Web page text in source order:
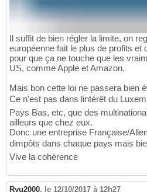
Il suffit de bien régler la limite, on
européenne fait le plus de profits et
pour que ça ne touche que les
US, comme Apple et Amazon.
Mais bon cette loi ne passera bien
Ce n'est pas dans lintérêt du
Pays Bas, etc, que des
ailleurs que chez eux.
Donc une entreprise Française/
dimpôts dans chaque pays mais
Vive la cohérence
Ryu2000, le 12/10/2017 à 12h27